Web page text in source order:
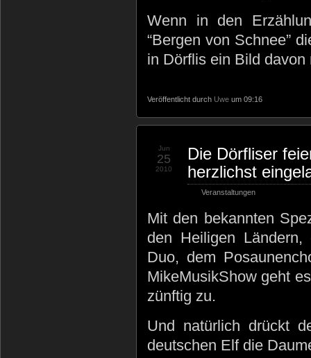
Wenn in den
“Bergen von Schnee”
in Dörflis ein Bild davon
Veröffentlicht durch Uwe um 09:16
Die Dörfliser
herzlichst
Veranstaltungen
Jun
25
2010
Mit den bekannten
den Heiligen Ländern,
Duo, dem
MikeMusikShow geht
zünftig zu.
Und natürlich drückt
deutschen Elf die